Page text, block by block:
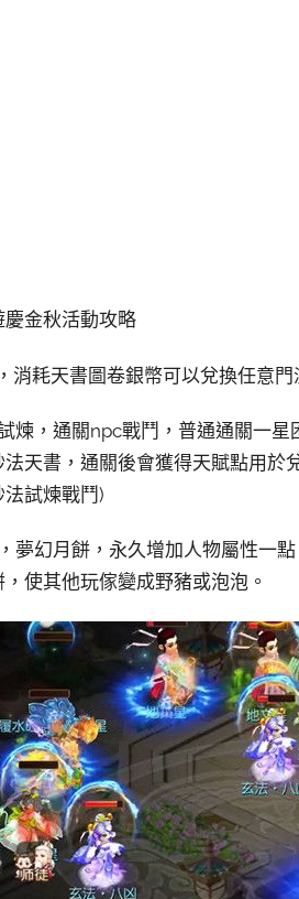
慶金秋活動攻略
消耗天書圖卷銀幣可以兌換任意
煉，通關npc戰鬥，普通通關一
法天書，通關後會獲得天賦點用
試煉戰鬥)
夢幻月餅，永久增加人物屬性一
使其他玩傢變成野豬或泡泡。